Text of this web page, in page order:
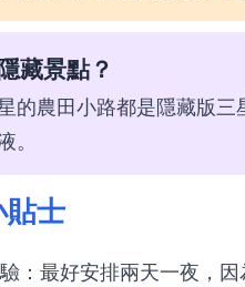
藏景點？
的農田小路都是隱藏版
。
貼士
：最好安排兩天一夜，